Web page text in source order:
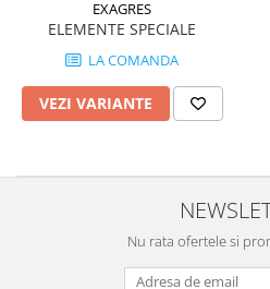
CALACATTA SPLENDIDO
CALACATTA VIOLA
CARRARA GIOIA
CEPPO DI GRE
CITY PLASTER
DUBAI GOLD
RETINA
STONCRETE
THE ROCK
THE ROOM
TUBE
EXAGRES
ELEMENTE SPECIALE
LA COMANDA
VEZI VARIANTE
Nu rata ofertele si